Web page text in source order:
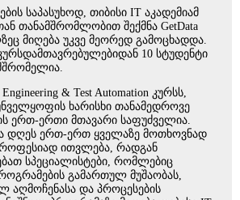
საპასუხოდ, თიბისი IT აკადემიამ
თანამშრომლობით შექმნა GetData
მიღება უკვე მეორედ გამოცხადდა.
10 სტუდენტი
& Test Automation კურსს,
ხარისხი თანამედროვე
ერთ-ერთი მთავარი საფუძველია.
დღეს ერთ-ერთ ყველაზე მოთხოვნად
ითვლება, რადგან
სპეციალისტები, რომლებიც
გამართულ მუშაობას,
აღმოჩენასა და პროცესების